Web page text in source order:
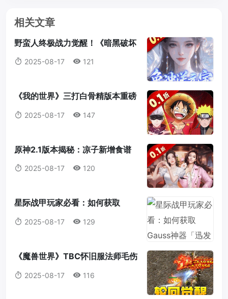
相关文章
野蛮人终极战力觉醒！《暗黑破坏
神2：重制版》符文之语最强搭配
指南
2025-08-17 121
《我的世界》三打白骨精版本重磅
来袭：天赋点系统全解析，打造属
于你的最强冒险者！
2025-08-17 147
原神2.1版本揭秘：凉子新增食谱
与隐藏料理全解析
2025-08-17 120
星际战甲玩家必看：如何获取
Gauss神器「迅发电浆炮」蓝图？
2025-08-17 129
《魔兽世界》TBC怀旧服法师毛伤
害全攻略：操作，意识与装备的完
美结合
2025-08-17 116